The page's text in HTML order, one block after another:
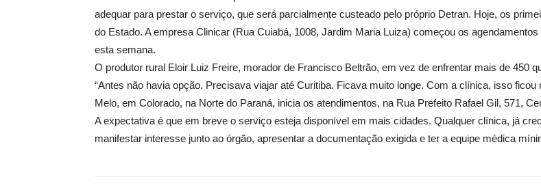
adequar para prestar o serviço, que será parcialmente custeado pelo próprio Detran. Hoje, os
do Estado. A empresa Clinicar (Rua Cuiabá, 1008, Jardim Maria Luiza) começou os
esta semana.
O produtor rural Eloir Luiz Freire, morador de Francisco Beltrão, em vez de enfrentar mais de 450
“Antes não havia opção. Precisava viajar até Curitiba. Ficava muito longe. Com a clínica, isso
Melo, em Colorado, na Norte do Paraná, inicia os atendimentos, na Rua Prefeito Rafael Gil, 571,
A expectativa é que em breve o serviço esteja disponível em mais cidades. Qualquer clínica, já
manifestar interesse junto ao órgão, apresentar a documentação exigida e ter a equipe médica